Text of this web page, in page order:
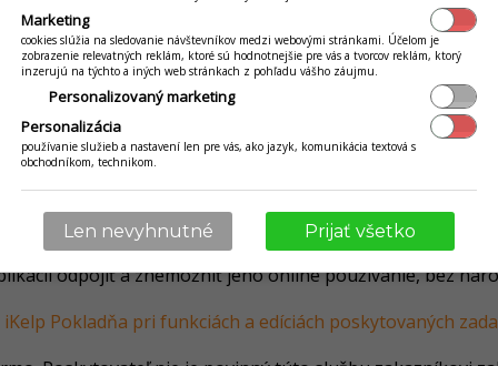
Pre edície zadarmo sú hodnotami 3600 dokladov/rok.
vyhodnocovania používania analytických
aplikácie a jej funkcií. Údaje sú anonymné a slúžia
a údajových katalógov, ktoré zabezpečujú
svojimi údajmi v rámci zdieľanej informačnej
týchto katalógov je dobrovoľné a ak si užívateľ
napodpora(at)ikelp.ska táto funkcionalita mu bude
podporujú pripojenie platobných terminálov a
stanoviť, ktoré zariadenia môžu byť s jeho aplikáciami
platobných služieb, ktorí majú s poskytovateľom
V prípade, že poskytovateľ usúdi, že došlo k porušeniu
odpojiť a znemožniť jeho online používanie, bez
Pokladňa pri funkciách a edíciách poskytovaných
Marketing
cookies slúžia na sledovanie návštevníkov medzi webovými stránkami. Účelom je
zobrazenie relevatných reklám, ktoré sú hodnotnejšie pre vás a tvorcov reklám, ktorý
inzerujú na týchto a iných web stránkach z pohľadu vášho záujmu.
Personalizovaný marketing
Personalizácia
používanie služieb a nastavení len pre vás, ako jazyk, komunikácia textová s
obchodníkom, technikom.
Len nevyhnutné Prijať všetko